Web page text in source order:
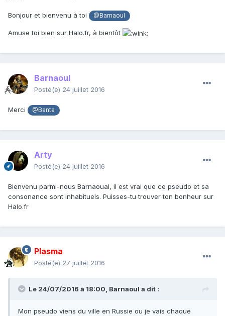
Bonjour et bienvenu à toi @Barnaoul
Amuse toi bien sur Halo.fr, à bientôt
Barnaoul
Posté(e) 24 juillet 2016
Merci @Banta
Arty
Posté(e) 24 juillet 2016
Bienvenu parmi-nous Barnaoual, il est vrai que ce pseudo et sa
consonance sont inhabituels. Puisses-tu trouver ton bonheur sur
Halo.fr
Plasma
Posté(e) 27 juillet 2016
Le 24/07/2016 à 18:00, Barnaoul a dit :
Mon pseudo viens du ville en Russie ou je vais chaque